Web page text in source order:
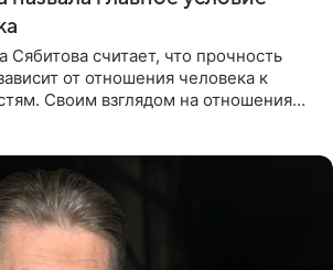
Сябитова считает, что прочность
от отношения человека к
Своим взглядом на отношения